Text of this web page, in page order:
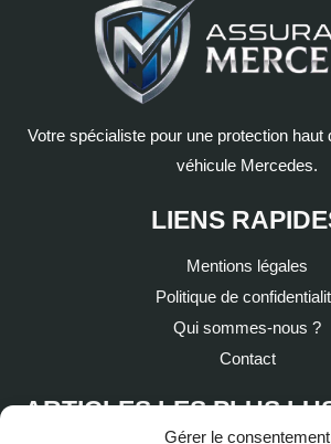
Gérer le consentement
Votre spécialiste pour une protection haut
véhicule Mercedes.
LIENS
Mentions légales
Politique de
Qui sommes-nous ?
Contact
ARTICLES LES PLUS